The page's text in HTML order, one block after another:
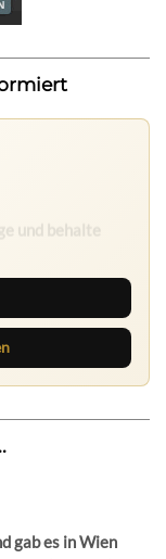
und behalte
gab es in Wien